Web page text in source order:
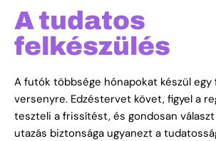
A tudatos
felkészülés
A futók többsége hónapokat készül
versenyre. Edzéstervet követ, figyel a
teszteli a frissítést, és gondosan
utazás biztonsága ugyanezt a